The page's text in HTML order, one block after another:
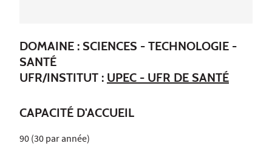
DOMAINE : SCIENCES - TECHNOLOGIE -
SANTÉ
UFR/INSTITUT : UPEC - UFR DE SANTÉ
CAPACITÉ D'ACCUEIL
90 (30 par année)